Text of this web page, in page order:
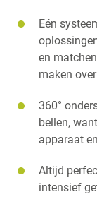
Eén
en
maken
360°
bellen,
apparaat
Altijd
intensief